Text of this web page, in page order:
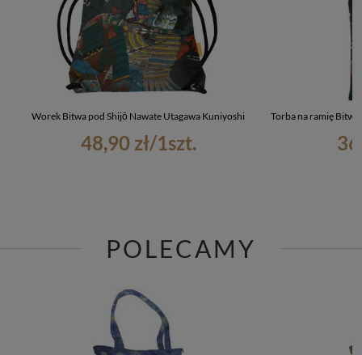
Worek Bitwa pod Shijō Nawate Utagawa Kuniyoshi
48,90 zł/1szt.
Torba na ramię
POLECAMY